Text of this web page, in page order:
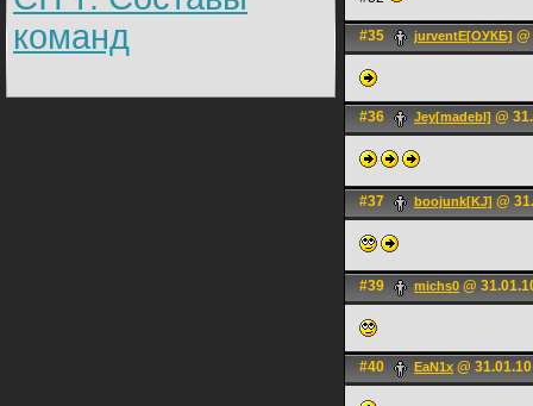
команд
#35 jurventE[ОУКБ]
#36 Jey[madebl] @
#37 boojunk[KJ] @
#39 michs0 @
#40 EaN1x @